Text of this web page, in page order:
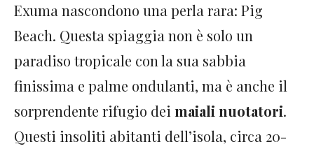
Exuma nascondono una perla rara: Pig
Beach. Questa spiaggia non è solo un
paradiso tropicale con la sua sabbia
finissima e palme ondulanti, ma è anche il
sorprendente rifugio dei maiali nuotatori.
Questi insoliti abitanti dell’isola, circa 20-